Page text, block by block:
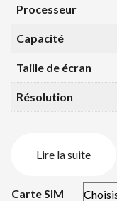
Processeur
Capacité
Taille de écran
Résolution
Lire la suite
Carte SIM